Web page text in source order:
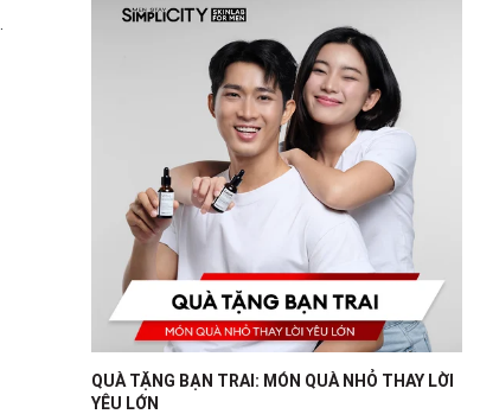
QUÀ TẶNG BẠN TRAI: MÓN QUÀ NHỎ THAY LỜI
YÊU LỚN